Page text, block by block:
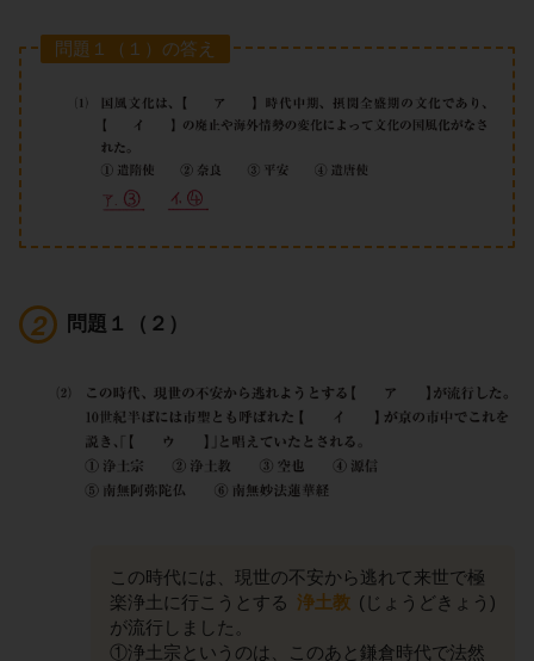
問題１（１）の答え
問題１（２）
この時代には、現世の不安から逃れて来世で極
楽浄土に行こうとする 浄土教 (じょうどきょう)
が流行しました。
①浄土宗というのは、このあと鎌倉時代で法然